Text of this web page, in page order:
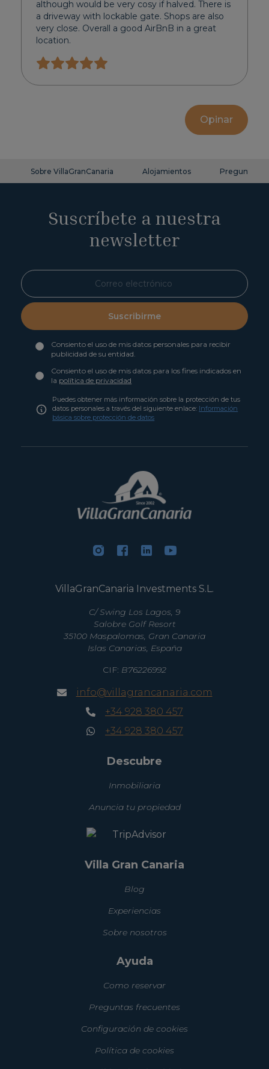
although would be very cosy if halved. There is
a driveway with lockable gate. Shops are also
very close. Overall a good AirBnB in a great
location.
Opinar
Sobre VillaGranCanaria Alojamientos Preguntas
Suscríbete a nuestra
newsletter
Suscribirme
Consiento el uso de mis datos personales para recibir
publicidad de su entidad.
Consiento el uso de mis datos para los fines indicados en
la política de privacidad
Puedes obtener más información sobre la protección de tus
datos personales a través del siguiente enlace: Información
básica sobre protección de datos
VillaGranCanaria Investments S.L.
C/ Swing Los Lagos, 9
Salobre Golf Resort
35100 Maspalomas, Gran Canaria
Islas Canarias, España
CIF: B76226992
info@villagrancanaria.com
+34 928 380 457
+34 928 380 457
Descubre
Inmobiliaria
Anuncia tu propiedad
Villa Gran Canaria
Blog
Experiencias
Sobre nosotros
Ayuda
Como reservar
Preguntas frecuentes
Configuración de cookies
Política de cookies